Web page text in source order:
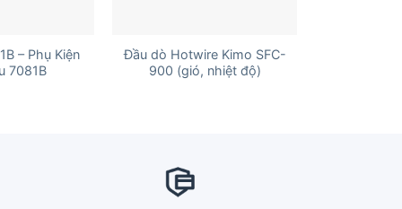
– Phụ Kiện
7081B
Đầu dò Hotwire Kimo SFC-
900 (gió, nhiệt độ)